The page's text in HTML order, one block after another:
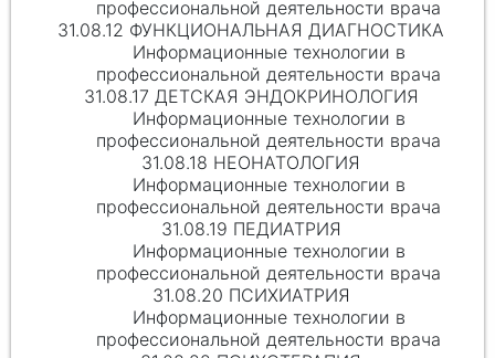
профессиональной деятельности врача
31.08.12 ФУНКЦИОНАЛЬНАЯ ДИАГНОСТИКА
Информационные технологии в
профессиональной деятельности врача
31.08.17 ДЕТСКАЯ ЭНДОКРИНОЛОГИЯ
Информационные технологии в
профессиональной деятельности врача
31.08.18 НЕОНАТОЛОГИЯ
Информационные технологии в
профессиональной деятельности врача
31.08.19 ПЕДИАТРИЯ
Информационные технологии в
профессиональной деятельности врача
31.08.20 ПСИХИАТРИЯ
Информационные технологии в
профессиональной деятельности врача